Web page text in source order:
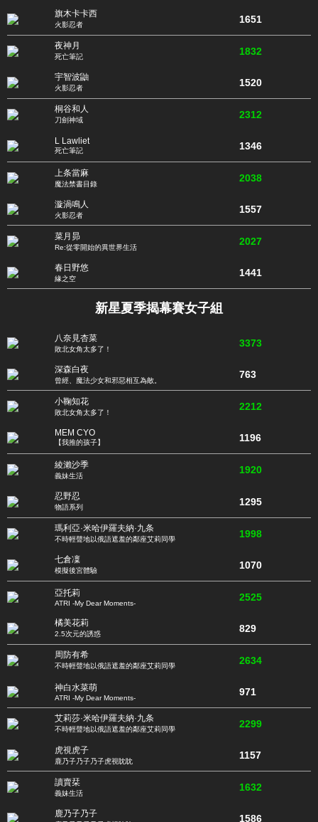
旗木卡卡西
火影忍者 1651
夜神月
死亡筆記 1832
宇智波鼬
火影忍者 1520
桐谷和人
刀劍神域 2312
L Lawliet
死亡筆記 1346
上条當麻
魔法禁書目錄 2038
漩渦鳴人
火影忍者 1557
菜月昴
Re:從零開始的異世界生活 2027
春日野悠
緣之空 1441
新星夏季揭幕賽女子組
八奈見杏菜
敗北女角太多了！ 3373
深森白夜
曾經、魔法少女和邪惡相互為敵。 763
小鞠知花
敗北女角太多了！ 2212
MEM CYO
【我推的孩子】 1196
綾瀨沙季
義妹生活 1920
忍野忍
物語系列 1295
瑪利亞·米哈伊羅夫納·九条
不時輕聲地以俄語遮羞的鄰座艾莉同學 1998
七倉凜
模擬後宮體驗 1070
亞托莉
ATRI -My Dear Moments-
2525
橘美花莉
2.5次元的誘惑 829
周防有希
不時輕聲地以俄語遮羞的鄰座艾莉同學 2634
神白水菜萌
ATRI -My Dear Moments-
971
艾莉莎·米哈伊羅夫納·九条
不時輕聲地以俄語遮羞的鄰座艾莉同學 2299
虎視虎子
鹿乃子乃子乃子虎視眈眈 1157
讀賣栞
義妹生活 1632
鹿乃子乃子 1586